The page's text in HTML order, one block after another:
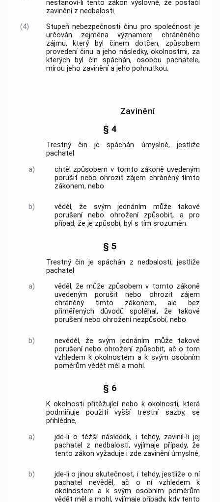
nestanoví-li tento zákon výslovně, že postačí
zavinění z nedbalosti.
(4)
Stupeň nebezpečnosti činu pro společnost je
určován zejména významem chráněného
zájmu, který byl činem dotčen, způsobem
provedení činu a jeho následky, okolnostmi, za
kterých byl čin spáchán, osobou pachatele,
mírou jeho zavinění a jeho pohnutkou.
Zavinění
§ 4
Trestný čin je spáchán úmyslně, jestliže
pachatel
a)
chtěl způsobem v tomto zákoně uvedeným
porušit nebo ohrozit zájem chráněný tímto
zákonem, nebo
b)
věděl, že svým jednáním může takové
porušení nebo ohrožení způsobit, a pro
případ, že je způsobí, byl s tím srozuměn.
§ 5
Trestný čin je spáchán z nedbalosti, jestliže
pachatel
a)
věděl, že může způsobem v tomto zákoně
uvedeným porušit nebo ohrozit zájem
chráněný tímto zákonem, ale bez
přiměřených důvodů spoléhal, že takové
porušení nebo ohrožení nezpůsobí, nebo
b)
nevěděl, že svým jednáním může takové
porušení nebo ohrožení způsobit, ač o tom
vzhledem k okolnostem a k svým osobním
poměrům vědět měl a mohl.
§ 6
K okolnosti přitěžující nebo k okolnosti, která
podmiňuje použití vyšší trestní sazby, se
přihlédne,
a)
jde-li o těžší následek, i tehdy, zavinil-li jej
pachatel z nedbalosti, vyjímaje případy, že
tento zákon vyžaduje i zde zavinění úmyslné,
b)
jde-li o jinou skutečnost, i tehdy, jestliže o ní
pachatel nevěděl, ač o ní vzhledem k
okolnostem a k svým osobním poměrům
vědět měl a mohl, vyjímaje případy, kdy tento